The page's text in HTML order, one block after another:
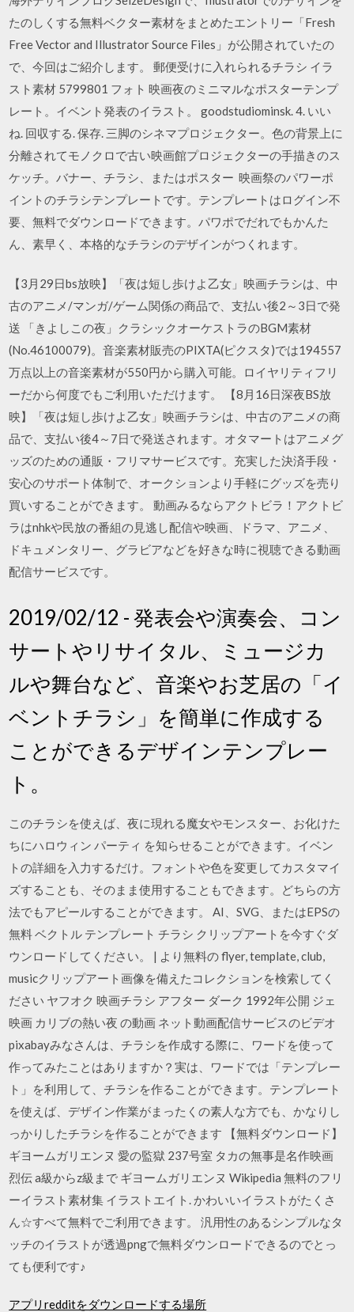
たのしくする無料ベクター素材をまとめたエントリー「Fresh
Free Vector and Illustrator Source Files」が公開されていたの
で、今回はご紹介します。 郵便受けに入れられるチラシ イラ
スト素材 5799801 フォト 映画夜のミニマルなポスターテンプ
レート。イベント発表のイラスト。 goodstudiominsk. 4. いい
ね. 回収する. 保存. 三脚のシネマプロジェクター。色の背景上に
分離されてモノクロで古い映画館プロジェクターの手描きのス
ケッチ。バナー、チラシ、またはポスター 映画祭のパワーポ
イントのチラシテンプレートです。テンプレートはログイン不
要、無料でダウンロードできます。パワポでだれでもかんた
ん、素早く、本格的なチラシのデザインがつくれます。
【3月29日bs放映】「夜は短し歩けよ乙女」映画チラシは、中
古のアニメ/マンガ/ゲーム関係の商品で、支払い後2～3日で発
送 「きよしこの夜」クラシックオーケストラのBGM素材
(No.46100079)。音楽素材販売のPIXTA(ピクスタ)では194557
万点以上の音楽素材が550円から購入可能。ロイヤリティフリ
ーだから何度でもご利用いただけます。 【8月16日深夜BS放
映】「夜は短し歩けよ乙女」映画チラシは、中古のアニメの商
品で、支払い後4～7日で発送されます。オタマートはアニメグ
ッズのための通販・フリマサービスです。充実した決済手段・
安心のサポート体制で、オークションより手軽にグッズを売り
買いすることができます。 動画みるならアクトビラ！アクトビ
ラはnhkや民放の番組の見逃し配信や映画、ドラマ、アニメ、
ドキュメンタリー、グラビアなどを好きな時に視聴できる動画
配信サービスです。
2019/02/12 - 発表会や演奏会、コン
サートやリサイタル、ミュージカ
ルや舞台など、音楽やお芝居の「イ
ベントチラシ」を簡単に作成する
ことができるデザインテンプレー
ト。
このチラシを使えば、夜に現れる魔女やモンスター、お化けた
ちにハロウィン パーティ を知らせることができます。イベン
トの詳細を入力するだけ。フォントや色を変更してカスタマイ
ズすることも、そのまま使用することもできます。どちらの方
法でもアピールすることができます。 AI、SVG、またはEPSの
無料 ベクトル テンプレート チラシ クリップアートを今すぐダ
ウンロードしてください。 | より無料の flyer, template, club,
musicクリップアート画像を備えたコレクションを検索してく
ださい ヤフオク 映画チラシ アフター ダーク 1992年公開 ジェ
映画 カリブの熱い夜 の動画 ネット動画配信サービスのビデオ
pixabayみなさんは、チラシを作成する際に、ワードを使って
作ってみたことはありますか？実は、ワードでは「テンプレー
ト」を利用して、チラシを作ることができます。テンプレート
を使えば、デザイン作業がまったくの素人な方でも、かなりし
っかりしたチラシを作ることができます 【無料ダウンロード】
ギヨームガリエンヌ 愛の監獄 237号室 タカの無事是名作映画
烈伝 a級からz級まで ギヨームガリエンヌ Wikipedia 無料のフリ
ーイラスト素材集 イラストエイト. かわいいイラストがたくさ
ん☆すべて無料でご利用できます。 汎用性のあるシンプルなタ
ッチのイラストが透過pngで無料ダウンロードできるのでとっ
ても便利です♪
アプリredditをダウンロードする場所